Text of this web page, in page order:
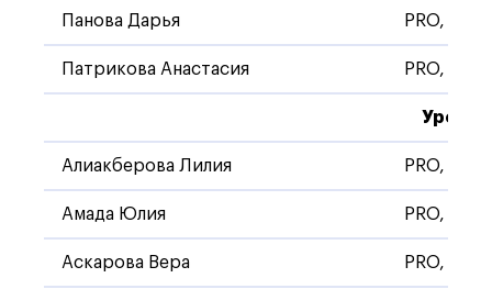
Панова Дарья PRO,
Патрикова Анастасия PRO,
Алиакберова Лилия PRO,
Амада Юлия PRO,
Аскарова Вера PRO,